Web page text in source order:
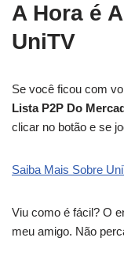
A Hora é
UniTV
Se você ficou com
Lista P2P Do
clicar no botão e se
Saiba Mais Sobre
Viu como é fácil? O
meu amigo. Não